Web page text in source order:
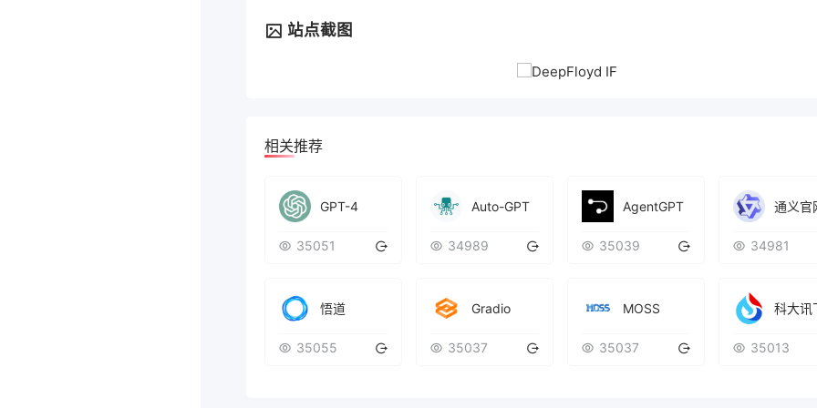
站点截图
相关推荐
GPT-4
35051
Auto-GPT
34989
AgentGPT
35039
通义官
34981
悟道
35055
Gradio
35037
MOSS
35037
科大讯
35013